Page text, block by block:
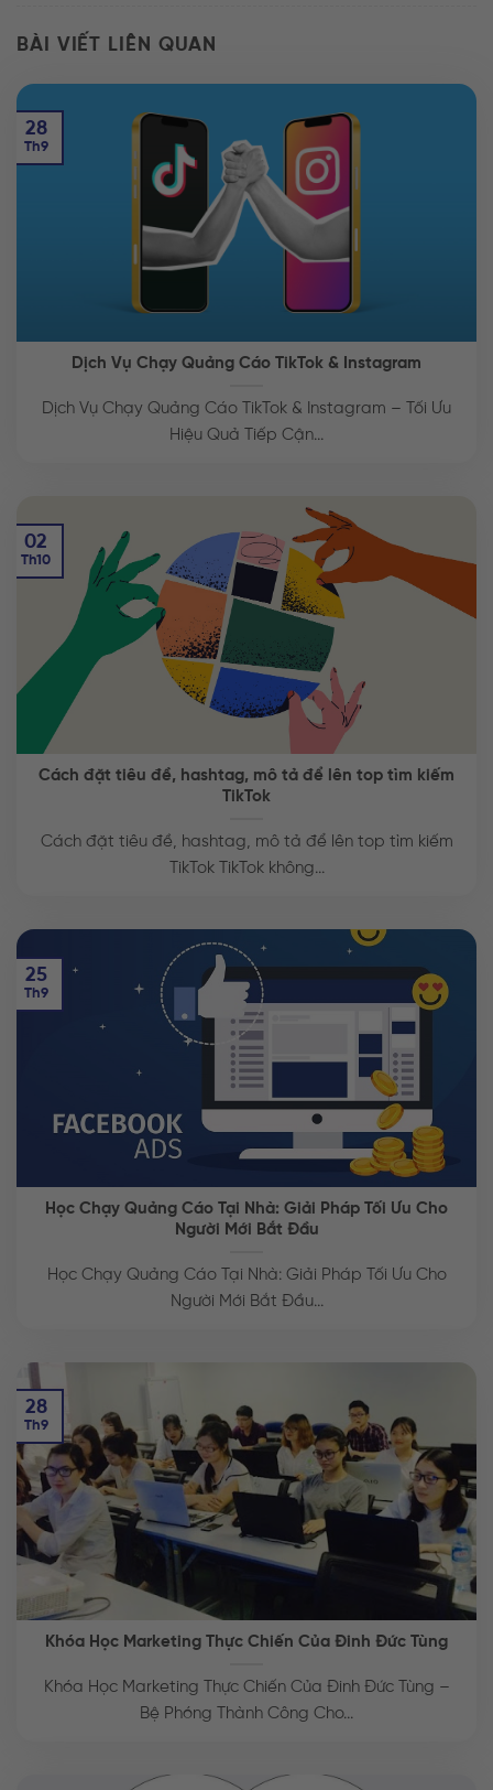
BÀI VIẾT LIÊN QUAN
Dịch Vụ Chạy Quảng Cáo TikTok & Instagram
Dịch Vụ Chạy Quảng Cáo TikTok & Instagram – Tối Ưu
Hiệu Quả Tiếp Cận...
28
Th9
Cách đặt tiêu đề, hashtag, mô tả để lên top tìm kiếm
TikTok
Cách đặt tiêu đề, hashtag, mô tả để lên top tìm kiếm
TikTok TikTok không...
02
Th10
Học Chạy Quảng Cáo Tại Nhà: Giải Pháp Tối Ưu Cho
Người Mới Bắt Đầu
Học Chạy Quảng Cáo Tại Nhà: Giải Pháp Tối Ưu Cho
Người Mới Bắt Đầu...
25
Th9
Khóa Học Marketing Thực Chiến Của Đinh Đức Tùng
Khóa Học Marketing Thực Chiến Của Đinh Đức Tùng –
Bệ Phóng Thành Công Cho...
28
Th9